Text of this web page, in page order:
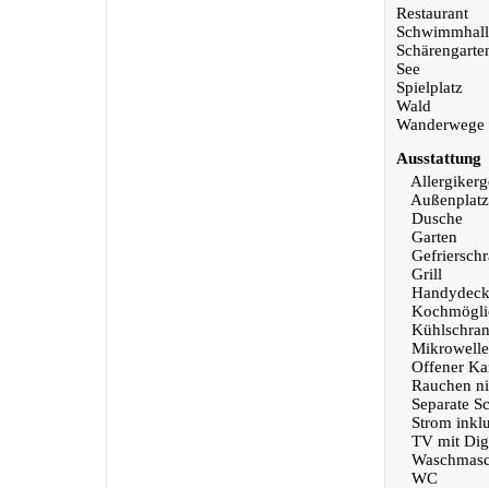
Restaurant
See
Spielplatz
Wald
Wanderwege
Ausstattung
Dusche
Garten
Grill
Mikrowelle
Offener
Rauchen
Separate
Strom
TV mit
WC